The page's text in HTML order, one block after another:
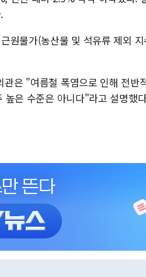
원물가(농산물 및 석유류 제외
관은 "여름철 폭염으로 인해 전반
은 수준은 아니다"라고 설명했